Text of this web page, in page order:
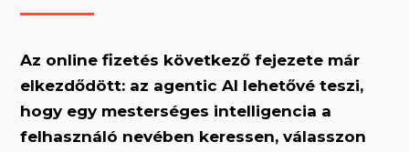
Az online fizetés következő fejezete már
elkezdődött: az agentic AI lehetővé teszi,
hogy egy mesterséges intelligencia a
felhasználó nevében keressen, válasszon